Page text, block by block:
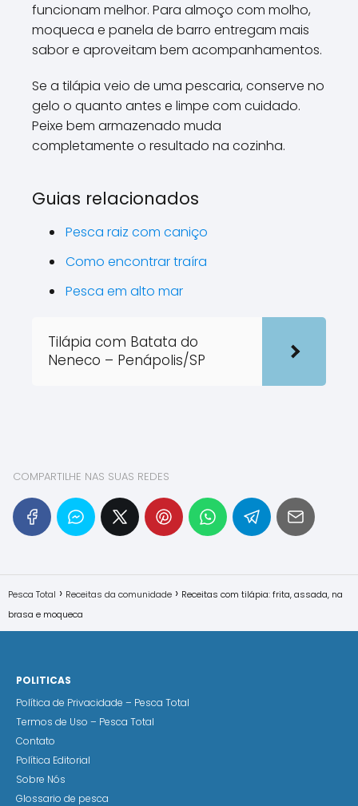
funcionam melhor. Para almoço com molho,
moqueca e panela de barro entregam mais
sabor e aproveitam bem acompanhamentos.
Se a tilápia veio de uma pescaria, conserve no
gelo o quanto antes e limpe com cuidado.
Peixe bem armazenado muda
completamente o resultado na cozinha.
Guias relacionados
Pesca raiz com caniço
Como encontrar traíra
Pesca em alto mar
Tilápia com Batata do
Neneco – Penápolis/SP
COMPARTILHE NAS SUAS REDES
Pesca Total Receitas da comunidade
Receitas com tilápia: frita, assada, na
brasa e moqueca
POLITICAS
Política de Privacidade – Pesca Total
Termos de Uso – Pesca Total
Contato
Política Editorial
Sobre Nós
Glossario de pesca